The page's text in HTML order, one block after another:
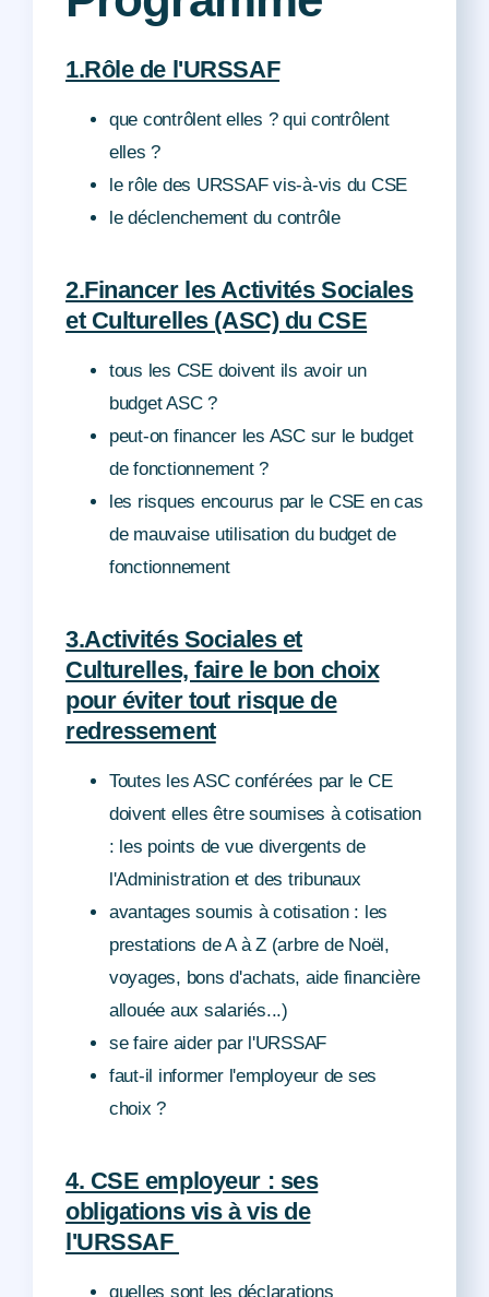
1.Rôle de l'URSSAF
que contrôlent elles ? qui contrôlent
elles ?
le rôle des URSSAF vis-à-vis du CSE
le déclenchement du contrôle
2.Financer les Activités Sociales
et Culturelles (ASC) du CSE
tous les CSE doivent ils avoir un
budget ASC ?
peut-on financer les ASC sur le budget
de fonctionnement ?
les risques encourus par le CSE en cas
de mauvaise utilisation du budget de
fonctionnement
3.Activités Sociales et
Culturelles, faire le bon choix
pour éviter tout risque de
redressement
Toutes les ASC conférées par le CE
doivent elles être soumises à cotisation
: les points de vue divergents de
l'Administration et des tribunaux
avantages soumis à cotisation : les
prestations de A à Z (arbre de Noël,
voyages, bons d'achats, aide financière
allouée aux salariés...)
se faire aider par l'URSSAF
faut-il informer l'employeur de ses
choix ?
4. CSE employeur : ses
obligations vis à vis de
l'URSSAF
quelles sont les déclarations